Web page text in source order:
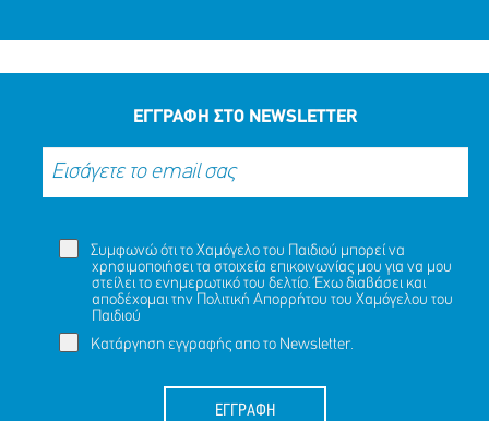
ΕΓΓΡΑΦΗ ΣΤΟ NEWSLETTER
Συμφωνώ ότι το Χαμόγελο του Παιδιού μπορεί να
χρησιμοποιήσει τα στοιχεία επικοινωνίας μου για να μου
στείλει το ενημερωτικό του δελτίο. Έχω διαβάσει και
αποδέχομαι την Πολιτική Απορρήτου του Χαμόγελου του
Παιδιού
Κατάργηση εγγραφής απο το Newsletter.
ΕΓΓΡΑΦΗ